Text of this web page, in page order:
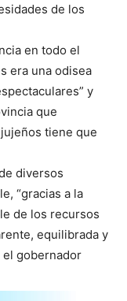
de los
en todo el
era una odisea
y
que
tiene que
diversos
“gracias a la
de los recursos
equilibrada y
el gobernador